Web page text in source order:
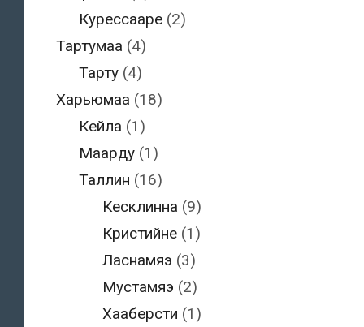
Курессааре (2)
Тартумаа (4)
Тарту (4)
Харьюмаа (18)
Кейла (1)
Маарду (1)
Таллин (16)
Кесклинна (9)
Кристийне(1)
Ласнамяэ (3)
Мустамяэ (2)
Хааберсти (1)